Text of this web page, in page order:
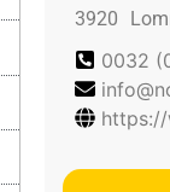
3920
0032